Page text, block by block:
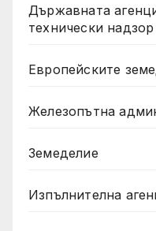
Държавната
технически надзор
Европейските
Железопътна
Земеделие
Изпълнителна